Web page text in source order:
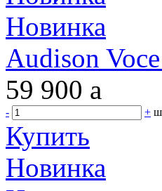
Новинка
Audison
59 900 a
- +
Купить
Новинка